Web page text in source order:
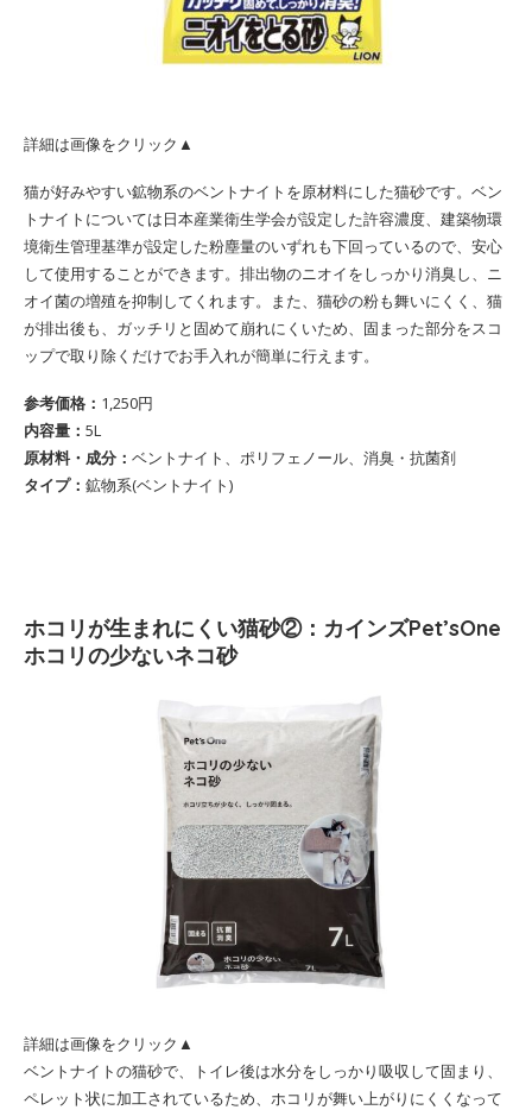
詳細は画像をクリック▲
猫が好みやすい鉱物系のベントナイトを原材料にした猫砂です。ベン
トナイトについては日本産業衛生学会が設定した許容濃度、建築物環
境衛生管理基準が設定した粉塵量のいずれも下回っているので、安心
して使用することができます。排出物のニオイをしっかり消臭し、ニ
オイ菌の増殖を抑制してくれます。また、猫砂の粉も舞いにくく、猫
が排出後も、ガッチリと固めて崩れにくいため、固まった部分をスコ
ップで取り除くだけでお手入れが簡単に行えます。
参考価格： 1,250円
内容量： 5L
原材料・成分： ベントナイト、ポリフェノール、消臭・抗菌剤
タイプ： 鉱物系(ベントナイト)
ホコリが生まれにくい猫砂②：カインズPet’sOne
ホコリの少ないネコ砂
詳細は画像をクリック▲
ベントナイトの猫砂で、トイレ後は水分をしっかり吸収して固まり、
ペレット状に加工されているため、ホコリが舞い上がりにくくなって